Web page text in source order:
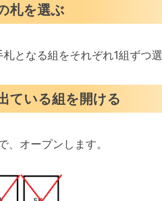
札を選ぶ
となる組をそれぞれ1組ずつ選
ている組を開ける
、オープンします。